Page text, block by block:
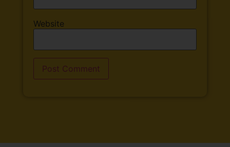
Website